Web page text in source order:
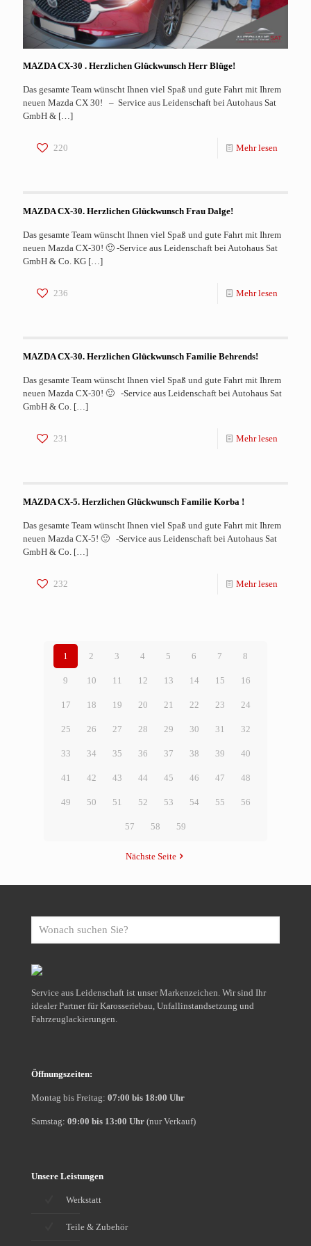
MAZDA CX-30 . Herzlichen Glückwunsch Herr Blüge!
Das gesamte Team wünscht Ihnen viel Spaß und gute Fahrt mit Ihrem
neuen Mazda CX 30! – Service aus Leidenschaft bei Autohaus Sat
GmbH & […]
220 Mehr lesen
MAZDA CX-30. Herzlichen Glückwunsch Frau Dalge!
Das gesamte Team wünscht Ihnen viel Spaß und gute Fahrt mit Ihrem
neuen Mazda CX-30! 🙂 -Service aus Leidenschaft bei Autohaus Sat
GmbH & Co. KG […]
236 Mehr lesen
MAZDA CX-30. Herzlichen Glückwunsch Familie Behrends!
Das gesamte Team wünscht Ihnen viel Spaß und gute Fahrt mit Ihrem
neuen Mazda CX-30! 🙂 -Service aus Leidenschaft bei Autohaus Sat
GmbH & Co. […]
231 Mehr lesen
MAZDA CX-5. Herzlichen Glückwunsch Familie Korba !
Das gesamte Team wünscht Ihnen viel Spaß und gute Fahrt mit Ihrem
neuen Mazda CX-5! 🙂 -Service aus Leidenschaft bei Autohaus Sat
GmbH & Co. […]
232 Mehr lesen
1 2 3 4 5 6 7 8
9 10 11 12 13 14 15 16
17 18 19 20 21 22 23 24
25 26 27 28 29 30 31 32
33 34 35 36 37 38 39 40
41 42 43 44 45 46 47 48
49 50 51 52 53 54 55 56
57 58 59
Nächste Seite
suchen
Service aus Leidenschaft ist unser Markenzeichen. Wir sind Ihr
idealer Partner für Karosseriebau, Unfallinstandsetzung und
Fahrzeuglackierungen.
Öffnungszeiten:
Montag bis Freitag: 07:00 bis 18:00 Uhr
Samstag: 09:00 bis 13:00 Uhr (nur Verkauf)
Unsere Leistungen
Werkstatt
Teile & Zubehör